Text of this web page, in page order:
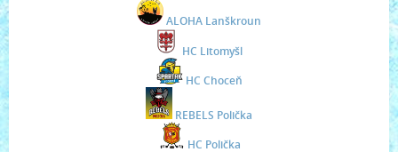
ALOHA Lanškroun
HC Litomyšl
HC Choceň
REBELS Polička
HC Polička